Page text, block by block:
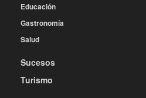
Educación
Gastronomía
Salud
Sucesos
Turismo